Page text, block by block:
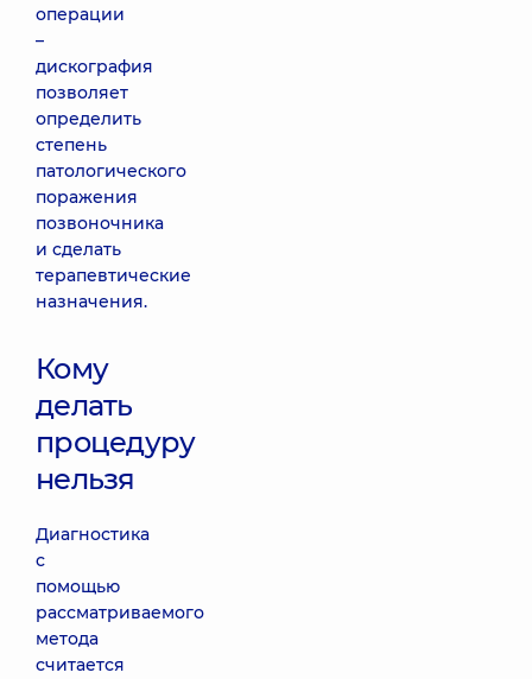
операции
–
дискография
позволяет
определить
степень
патологического
поражения
позвоночника
и сделать
терапевтические
назначения.
Кому
делать
процедуру
нельзя
Диагностика
с
помощью
рассматриваемого
метода
считается